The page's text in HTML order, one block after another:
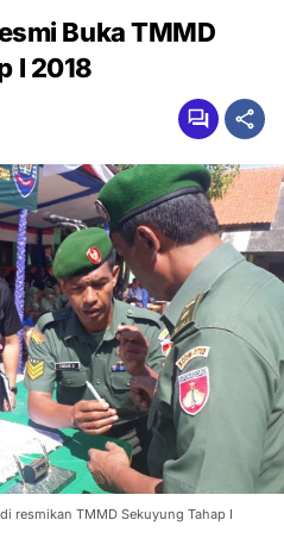
Buka TMMD
I 2018
resmikan TMMD Sekuyung Tahap I